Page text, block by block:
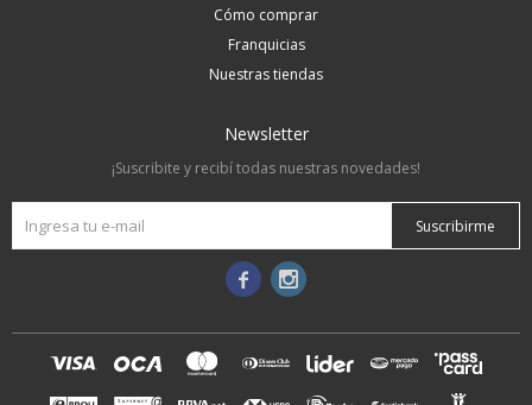
Cómo comprar
Franquicias
Nuestras tiendas
Newsletter
¡Suscribite y recibí todas nuestras novedades!
Suscribirme
 